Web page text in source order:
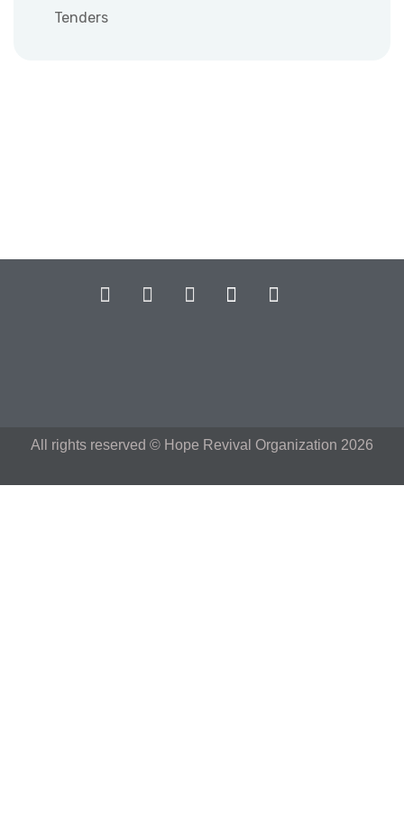
Tenders
All rights reserved © Hope Revival Organization 2026